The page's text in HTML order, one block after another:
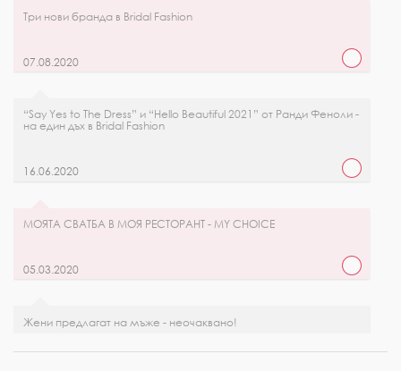
Три нови бранда в Bridal Fashion
07.08.2020
“Say Yes to The Dress” и “Hello Beautiful 2021” от Ранди Феноли -
на един дъх в Bridal Fashion
16.06.2020
МОЯТА СВАТБА В МОЯ РЕСТОРАНТ - MY CHOICE
05.03.2020
Жени предлагат на мъже - неочаквано!